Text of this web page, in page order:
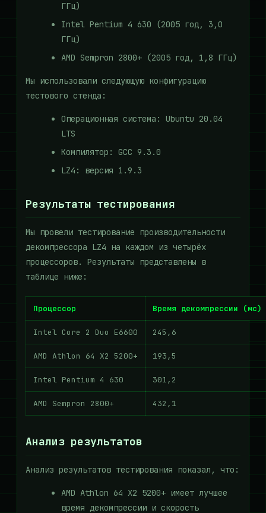
ГГц)
Intel Pentium 4 630 (2005 год, 3,0
ГГц)
AMD Sempron 2800+ (2005 год, 1,8 ГГц)
Мы использовали следующую конфигурацию
тестового стенда:
Операционная система: Ubuntu 20.04
LTS
Компилятор: GCC 9.3.0
LZ4: версия 1.9.3
Результаты тестирования
Мы провели тестирование производительности
декомпрессора LZ4 на каждом из четырёх
процессоров. Результаты представлены в
таблице ниже:
Процессор Время декомпрессии (мс)
Intel Core 2 Duo E6600 245,6
AMD Athlon 64 X2 5200+ 193,5
Intel Pentium 4 630 301,2
AMD Sempron 2800+ 432,1
Анализ результатов
Анализ результатов тестирования показал, что:
AMD Athlon 64 X2 5200+ имеет лучшее
время декомпрессии и скорость